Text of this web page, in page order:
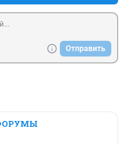
Отправить